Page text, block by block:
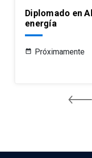
Diplomado en
energía
Próximamente